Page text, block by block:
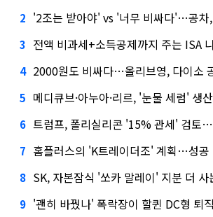
2 '2조는 받아야' vs '너무 비싸다'…공차
3 전액 비과세+소득공제까지 주는 ISA
4 2000원도 비싸다…올리브영, 다이소 공세
5 메디큐브·아누아·리르, '눈물 세럼' 생
6 트럼프, 폴리실리콘 '15% 관세' 검토…한화
7 홈플러스의 'K트레이더조' 계획…성공
8 SK, 자본잠식 '쏘카 말레이' 지분 더 사
9 '괜히 바꿨나' 폭락장이 할퀸 DC형 퇴직연